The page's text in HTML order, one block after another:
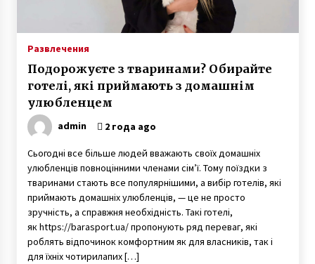
Девушка-рентген Виктория Чабаненко из
Запорожья стала медиком-диагностом
Ослиная ферма под Киевом — владелец
Владимир Васильев рассказал о
производстве уникального ослиного молока
Пенсионер поступил в университет и там
встретил свою любовь
7 лет ago
Призер Паралимпийских игр Светлана
Трифонова рассказала о любви, разводе с
мужем и рождении детей
7 лет ago
Развлечения
Подорожуєте з тваринами? Обирайте
готелі, які приймають з домашнім
улюбленцем
admin 2 года ago
Сьогодні все більше людей вважають своїх домашніх
улюбленців повноцінними членами сім’ї. Тому поїздки з
тваринами стають все популярнішими, а вибір готелів, які
приймають домашніх улюбленців, — це не просто
зручність, а справжня необхідність. Такі готелі,
як https://barasport.ua/ пропонують ряд переваг, які
роблять відпочинок комфортним як для власників, так і
для їхніх чотирилапих […]